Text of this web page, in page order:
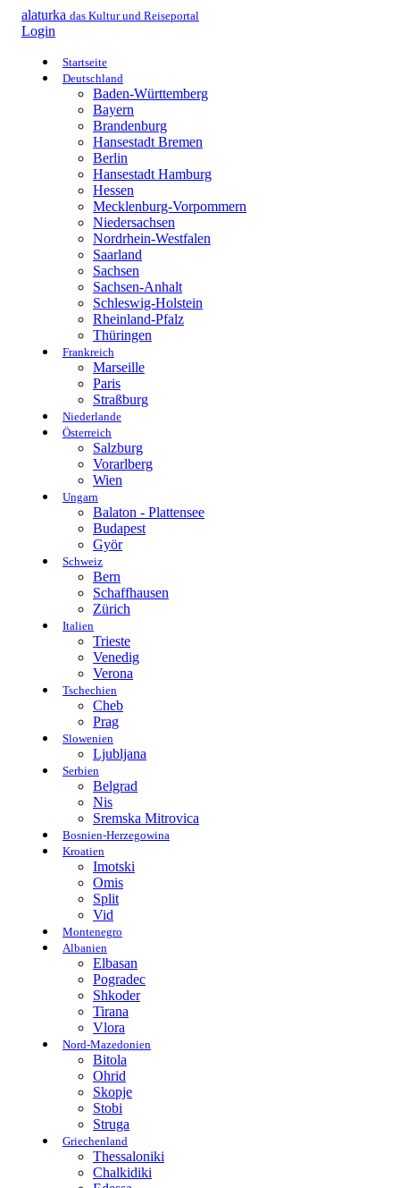
alaturka das Kultur und Reiseportal
Login
Startseite
Deutschland
Baden-Württemberg
Bayern
Brandenburg
Hansestadt Bremen
Berlin
Hansestadt Hamburg
Hessen
Mecklenburg-Vorpommern
Niedersachsen
Nordrhein-Westfalen
Saarland
Sachsen
Sachsen-Anhalt
Schleswig-Holstein
Rheinland-Pfalz
Thüringen
Frankreich
Marseille
Paris
Straßburg
Niederlande
Österreich
Salzburg
Vorarlberg
Wien
Ungarn
Balaton - Plattensee
Budapest
Györ
Schweiz
Bern
Schaffhausen
Zürich
Italien
Trieste
Venedig
Verona
Tschechien
Cheb
Prag
Slowenien
Ljubljana
Serbien
Belgrad
Nis
Sremska Mitrovica
Bosnien-Herzegowina
Kroatien
Imotski
Omis
Split
Vid
Montenegro
Albanien
Elbasan
Pogradec
Shkoder
Tirana
Vlora
Nord-Mazedonien
Bitola
Ohrid
Skopje
Stobi
Struga
Griechenland
Thessaloniki
Chalkidiki